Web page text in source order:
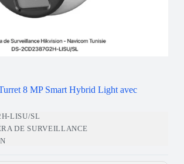
8 MP Smart Hybrid Light avec
LISU/SL
DE SURVEILLANCE